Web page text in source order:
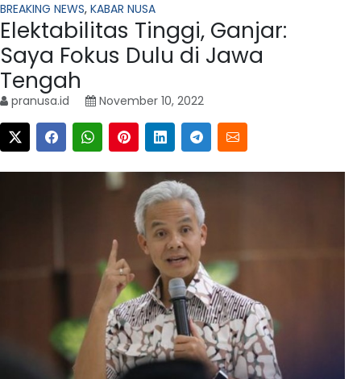
BREAKING NEWS, KABAR NUSA
Elektabilitas Tinggi, Ganjar:
Saya Fokus Dulu di Jawa
Tengah
pranusa.id November 10, 2022